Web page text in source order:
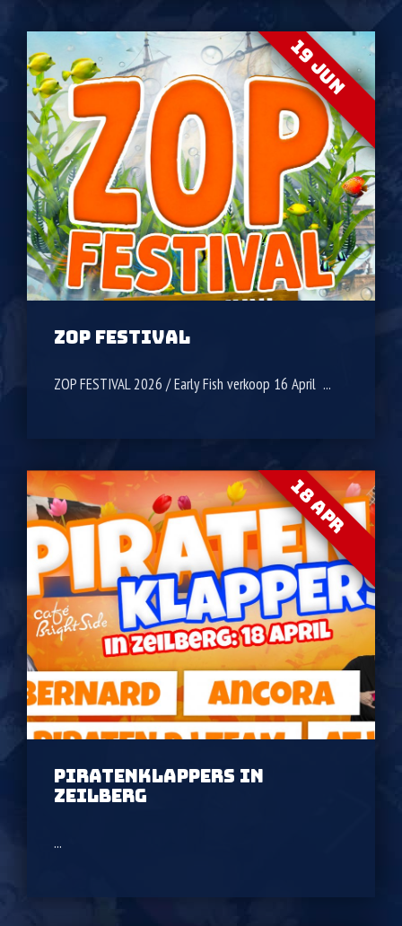
19 JUN
ZOP FESTIVAL
ZOP FESTIVAL 2026 / Early Fish verkoop 16 April ...
18 APR
PIRATENKLAPPERS IN
ZEILBERG
...